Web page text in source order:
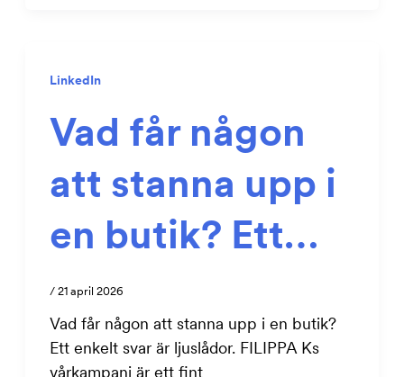
LinkedIn
Vad får någon
att stanna upp i
en butik? Ett…
/ 21 april 2026
Vad får någon att stanna upp i en butik?
Ett enkelt svar är ljuslådor. FILIPPA Ks
vårkampanj är ett fint